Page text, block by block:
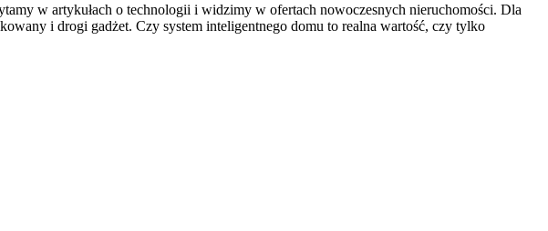
w artykułach o technologii i widzimy w ofertach nowoczesnych nieruchomości. Dla
i drogi gadżet. Czy system inteligentnego domu to realna wartość, czy tylko